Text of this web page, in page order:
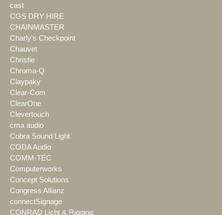
cast
CGS DRY HIRE
CHAINMASTER
Charly's Checkpoint
Chauvet
Christie
Chroma-Q
Claypaky
Clear-Com
ClearOne
Clevertouch
cma audio
Cobra Sound Light
CODA Audio
COMM-TEC
Computerworks
Concept Solutions
Congress Allianz
connectSignage
CONRAD Licht & Rigging